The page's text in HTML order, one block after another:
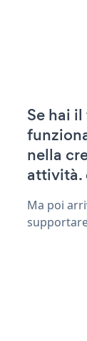
Se hai
nella
attività.
Ma poi